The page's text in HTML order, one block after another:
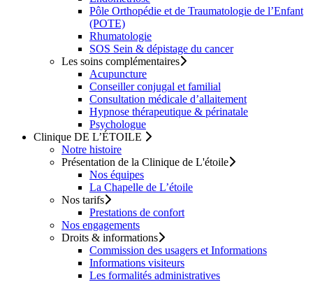
Pôle Orthopédie et de Traumatologie de l’Enfant
(POTE)
Rhumatologie
SOS Sein & dépistage du cancer
Les soins complémentaires
Acupuncture
Conseiller conjugal et familial
Consultation médicale d’allaitement
Hypnose thérapeutique & périnatale
Psychologue
Clinique DE L’ÉTOILE
Notre histoire
Présentation de la Clinique de L'étoile
Nos équipes
La Chapelle de L’étoile
Nos tarifs
Prestations de confort
Nos engagements
Droits & informations
Commission des usagers et Informations
Informations visiteurs
Les formalités administratives